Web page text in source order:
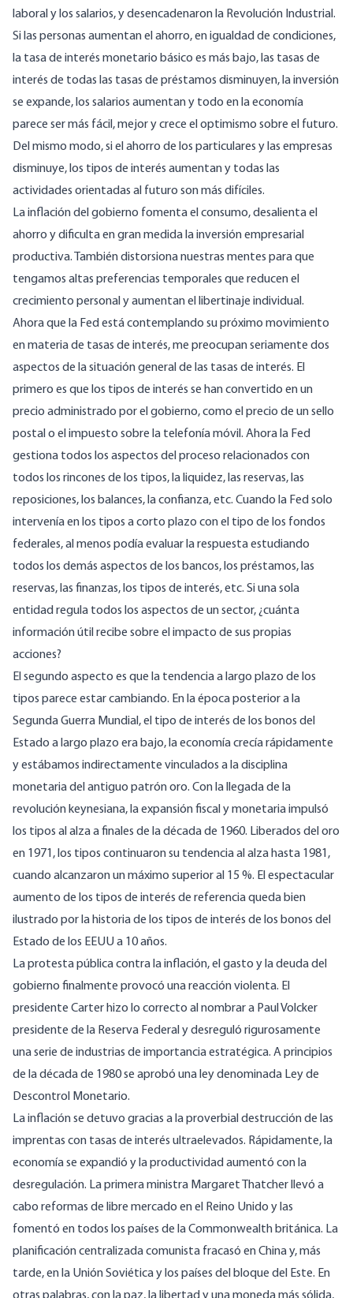
laboral y los salarios, y desencadenaron la Revolución Industrial.
Si las personas aumentan el ahorro, en igualdad de condiciones,
la tasa de interés monetario básico es más bajo, las tasas de
interés de todas las tasas de préstamos disminuyen, la inversión
se expande, los salarios aumentan y todo en la economía
parece ser más fácil, mejor y crece el optimismo sobre el futuro.
Del mismo modo, si el ahorro de los particulares y las empresas
disminuye, los tipos de interés aumentan y todas las
actividades orientadas al futuro son más difíciles.
La inflación del gobierno fomenta el consumo, desalienta el
ahorro y dificulta en gran medida la inversión empresarial
productiva. También distorsiona nuestras mentes para que
tengamos altas preferencias temporales que reducen el
crecimiento personal y aumentan el libertinaje individual.
Ahora que la Fed está contemplando su próximo movimiento
en materia de tasas de interés, me preocupan seriamente dos
aspectos de la situación general de las tasas de interés. El
primero es que los tipos de interés se han convertido en un
precio administrado por el gobierno, como el precio de un sello
postal o el impuesto sobre la telefonía móvil. Ahora la Fed
gestiona todos los aspectos del proceso relacionados con
todos los rincones de los tipos, la liquidez, las reservas, las
reposiciones, los balances, la confianza, etc. Cuando la Fed solo
intervenía en los tipos a corto plazo con el tipo de los fondos
federales, al menos podía evaluar la respuesta estudiando
todos los demás aspectos de los bancos, los préstamos, las
reservas, las finanzas, los tipos de interés, etc. Si una sola
entidad regula todos los aspectos de un sector, ¿cuánta
información útil recibe sobre el impacto de sus propias
acciones?
El segundo aspecto es que la tendencia a largo plazo de los
tipos parece estar cambiando. En la época posterior a la
Segunda Guerra Mundial, el tipo de interés de los bonos del
Estado a largo plazo era bajo, la economía crecía rápidamente
y estábamos indirectamente vinculados a la disciplina
monetaria del antiguo patrón oro. Con la llegada de la
revolución keynesiana, la expansión fiscal y monetaria impulsó
los tipos al alza a finales de la década de 1960. Liberados del oro
en 1971, los tipos continuaron su tendencia al alza hasta 1981,
cuando alcanzaron un máximo superior al 15 %. El espectacular
aumento de los tipos de interés de referencia queda bien
ilustrado por la historiade los tipos de interés de los bonos del
Estado de los EEUU a 10 años.
La protesta pública contra la inflación, el gasto y la deuda del
gobierno finalmente provocó una reacción violenta. El
presidente Carter hizo lo correcto al nombrar a Paul Volcker
presidente de la Reserva Federal y desreguló rigurosamente
una serie de industrias de importancia estratégica. A principios
de la década de 1980 se aprobó una ley denominada Ley de
Descontrol Monetario.
La inflación se detuvo gracias a la proverbial destrucción de las
imprentas con tasas de interés ultraelevados. Rápidamente, la
economía se expandió y la productividad aumentó con la
desregulación. La primera ministra Margaret Thatcher llevó a
cabo reformas de libre mercado en el Reino Unido y las
fomentó en todos los países de la Commonwealth británica. La
planificación centralizada comunista fracasó en China y, más
tarde, en la Unión Soviética y los países del bloque del Este. En